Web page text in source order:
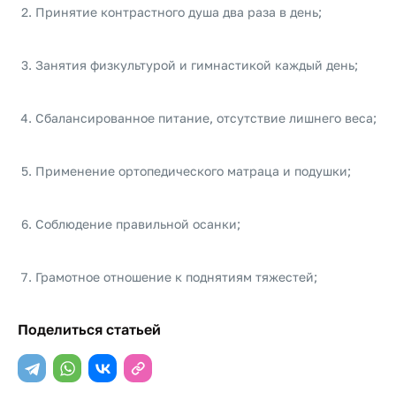
Принятие контрастного душа два раза в день;
Занятия физкультурой и гимнастикой каждый день;
Сбалансированное питание, отсутствие лишнего веса;
Применение ортопедического матраца и подушки;
Соблюдение правильной осанки;
Грамотное отношение к поднятиям тяжестей;
Поделиться статьей